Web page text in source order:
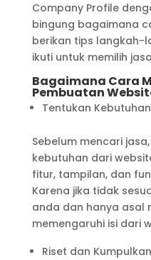
Company Profile
bingung bagaimana
berikan tips langkah-
ikuti untuk memilih
Bagaimana Cara
Pembuatan
Tentukan Kebutuhan
Sebelum mencari
kebutuhan dari
fitur, tampilan, dan
Karena jika tidak
anda dan hanya asal
memengaruhi isi dari
Riset dan